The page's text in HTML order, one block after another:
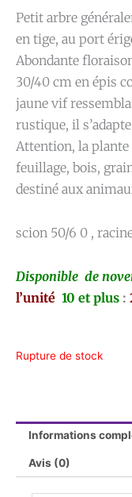
Petit arbre
en tige, au port
Abondante
30/40 cm en épis
jaune vif
rustique, il
Attention, la plante
feuillage, bois,
destiné aux
scion 50/6 0 ,
Disponible de
l’unité 10 et plus :
Rupture de stock
Informations
Avis (0)